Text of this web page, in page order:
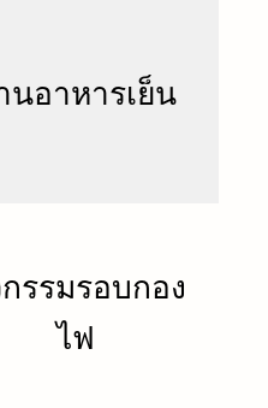
นอาหารเย็น
รรมรอบกอง
ไฟ